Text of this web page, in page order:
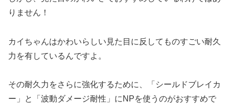
りません！
カイちゃんはかわいらしい見た目に反してものすごい耐久
力を有しているんですよ。
その耐久力をさらに強化するために、「シールドブレイカ
ー」と「波動ダメージ耐性」にNPを使うのがおすすめで